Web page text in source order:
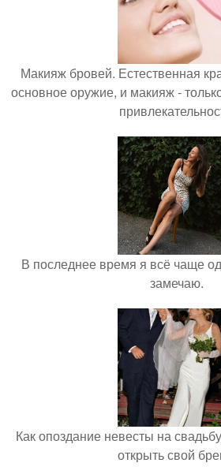
Макияж бровей. Естественная
основное оружие, и макияж -
В последнее время я всё чаще
замечаю.
Как опоздание невесты на
открыть свой